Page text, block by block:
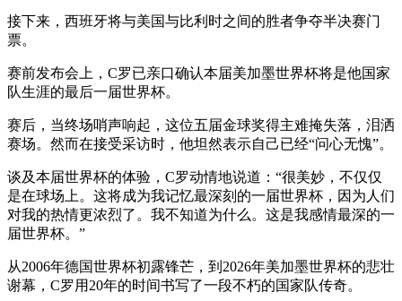
接下来，西班牙将与美国与比利时之间的胜者争夺半决赛门
票。
赛前发布会上，C罗已亲口确认本届美加墨世界杯将是他国家
队生涯的最后一届世界杯。
赛后，当终场哨声响起，这位五届金球奖得主难掩失落，泪洒
赛场。然而在接受采访时，他坦然表示自己已经“问心无愧”。
谈及本届世界杯的体验，C罗动情地说道：“很美妙，不仅仅
是在球场上。这将成为我记忆最深刻的一届世界杯，因为人们
对我的热情更浓烈了。我不知道为什么。这是我感情最深的一
届世界杯。”
从2006年德国世界杯初露锋芒，到2026年美加墨世界杯的悲壮
谢幕，C罗用20年的时间书写了一段不朽的国家队传奇。